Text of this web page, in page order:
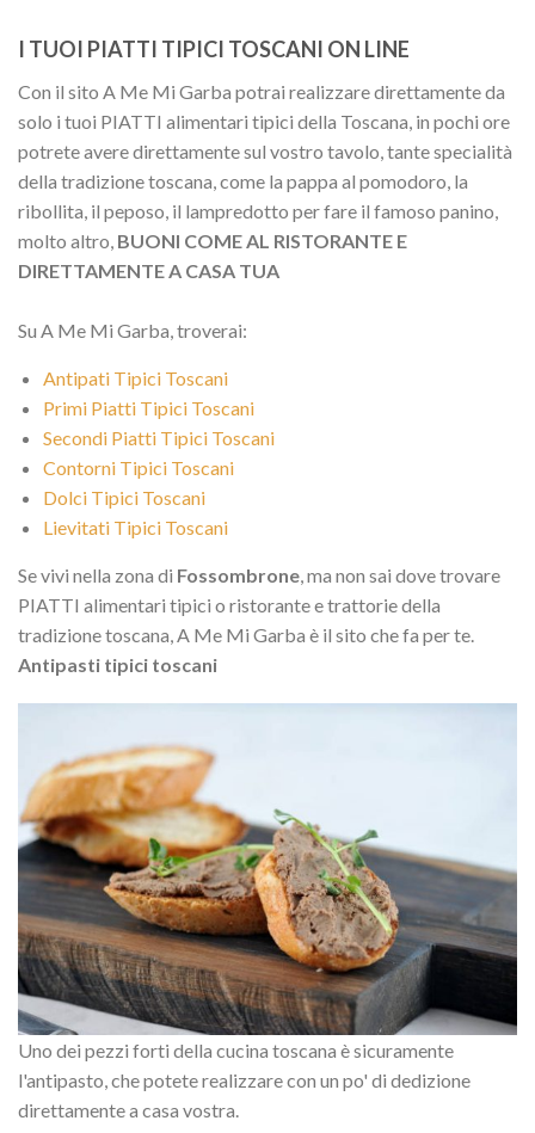
I TUOI PIATTI TIPICI TOSCANI ON LINE
Con il sito A Me Mi Garba potrai realizzare direttamente da
solo i tuoi PIATTI alimentari tipici della Toscana, in pochi ore
potrete avere direttamente sul vostro tavolo, tante specialità
della tradizione toscana, come la pappa al pomodoro, la
ribollita, il peposo, il lampredotto per fare il famoso panino,
molto altro, BUONI COME AL RISTORANTE E
DIRETTAMENTE A CASA TUA
Su A Me Mi Garba, troverai:
Antipati Tipici Toscani
Primi Piatti Tipici Toscani
Secondi Piatti Tipici Toscani
Contorni Tipici Toscani
Dolci Tipici Toscani
Lievitati Tipici Toscani
Se vivi nella zona di Fossombrone , ma non sai dove trovare
PIATTI alimentari tipici o ristorante e trattorie della
tradizione toscana, A Me Mi Garba è il sito che fa per te.
Antipasti tipici toscani
Uno dei pezzi forti della cucina toscana è sicuramente
l'antipasto, che potete realizzare con un po' di dedizione
direttamente a casa vostra.